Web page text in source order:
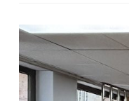
A
escena!
Dis
la
teva!